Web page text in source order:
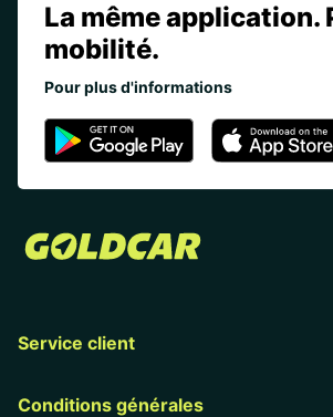
La même application.
mobilité.
Pour plus d'informations
Service client
Conditions générales